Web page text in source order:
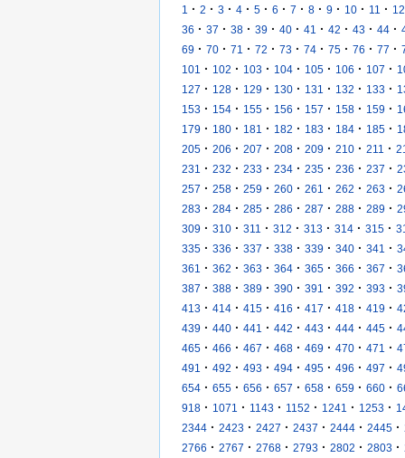
1 · 2 · 3 · 4 · 5 · 6 · 7 · 8 · 9 · 10 · 11 · 12
36 · 37 · 38 · 39 · 40 · 41 · 42 · 43 · 44 ·
69 · 70 · 71 · 72 · 73 · 74 · 75 · 76 · 77 ·
101
· 102 · 103 · 104 · 105 · 106 · 107 ·
127 · 128 · 129 · 130 · 131 · 132 · 133 ·
153 · 154 · 155 · 156 · 157 · 158 · 159 ·
179 · 180 · 181 · 182 · 183 · 184 · 185 ·
205 · 206 · 207 · 208 · 209 · 210 · 211 ·
231
· 232 · 233 · 234 · 235 · 236 · 237 ·
257 · 258 · 259 · 260 · 261 · 262 · 263 ·
283 · 284 · 285 · 286 · 287 · 288 · 289 ·
309 · 310 · 311 · 312 · 313 · 314 · 315 ·
335 · 336 · 337 · 338 · 339 · 340 · 341 ·
361
· 362 · 363 · 364 · 365 · 366 · 367 ·
387 · 388 · 389 · 390 · 391 · 392 · 393 ·
413 · 414 · 415 · 416 · 417 · 418 · 419 ·
439 · 440 · 441 · 442 · 443 · 444 · 445 ·
465 · 466 · 467 · 468 · 469 · 470 · 471 ·
491
· 492 · 493 · 494 · 495 · 496 · 497 ·
654 · 655 · 656 · 657 · 658 · 659 · 660 ·
918 · 1071 · 1143 · 1152 · 1241 · 1253 ·
2344 · 2423 · 2427 · 2437 · 2444 · 2445 ·
2766 · 2767 · 2768 · 2793 · 2802 · 2803 ·